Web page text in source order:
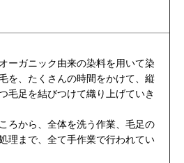
ーガニック由来の染料を用いて染
を、たくさんの時間をかけて、縦
毛足を結びつけて織り上げていき
ろから、全体を洗う作業、毛足の
理まで、全て手作業で行われてい